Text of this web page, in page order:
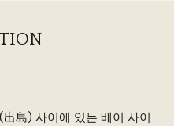
島) 사이에 있는 베이 사이